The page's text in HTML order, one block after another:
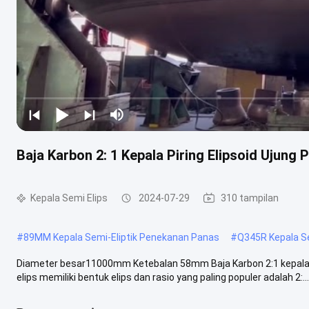
Baja Karbon 2: 1 Kepala Piring Elipsoid Ujung
Kepala Semi Elips 2024-07-29 310 tampilan
#89MM Kepala Semi-Eliptik Penekanan Panas #Q345R Kepala
Diameter besar11000mm Ketebalan 58mm Baja Karbon 2:1
elips memiliki bentuk elips dan rasio yang paling populer adalah 2:...